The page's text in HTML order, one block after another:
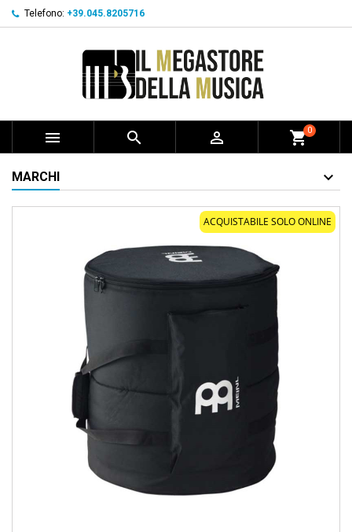
Telefono: +39.045.8205716
   shopping_cart0
MARCHI
ACQUISTABILE SOLO ONLINE